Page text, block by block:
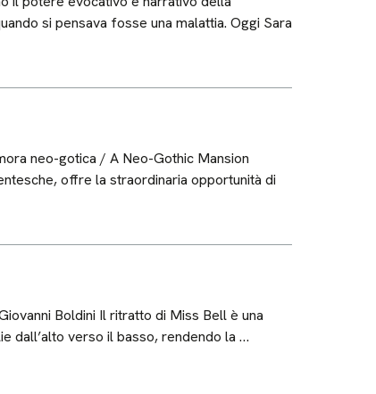
si pensava fosse una malattia. Oggi Sara
neo-gotica / A Neo-Gothic Mansion
offre la straordinaria opportunità di
Boldini Il ritratto di Miss Bell è una
dall’alto verso il basso, rendendo la …